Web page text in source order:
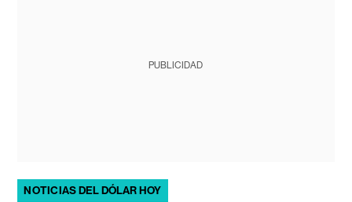
PUBLICIDAD
NOTICIAS DEL DÓLAR HOY